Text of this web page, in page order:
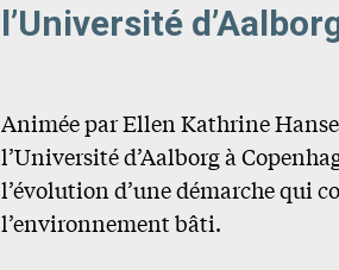
l’Université
Animée par Ellen Kathrine
l’Université d’Aalborg à
l’évolution d’une démarche qui
l’environnement bâti.